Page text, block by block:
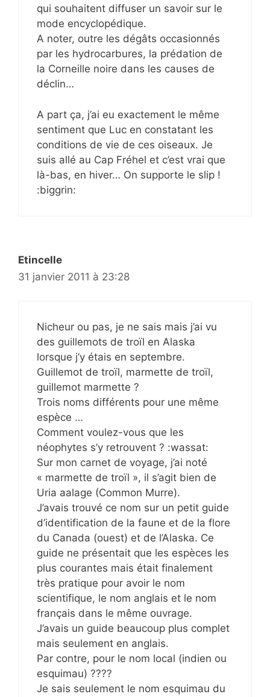
qui souhaitent diffuser un savoir sur le
mode encyclopédique.
A noter, outre les dégâts occasionnés
par les hydrocarbures, la prédation de
la Corneille noire dans les causes de
déclin…
A part ça, j’ai eu exactement le même
sentiment que Luc en constatant les
conditions de vie de ces oiseaux. Je
suis allé au Cap Fréhel et c’est vrai que
là-bas, en hiver… On supporte le slip !
:biggrin:
Etincelle
31 janvier 2011 à 23:28
Nicheur ou pas, je ne sais mais j’ai vu
des guillemots de troïl en Alaska
lorsque j’y étais en septembre.
Guillemot de troïl, marmette de troïl,
guillemot marmette ?
Trois noms différents pour une même
espèce …
Comment voulez-vous que les
néophytes s’y retrouvent ? :wassat:
Sur mon carnet de voyage, j’ai noté
« marmette de troïl », il s’agit bien de
Uria aalage (Common Murre).
J’avais trouvé ce nom sur un petit guide
d’identification de la faune et de la flore
du Canada (ouest) et de l’Alaska. Ce
guide ne présentait que les espèces les
plus courantes mais était finalement
très pratique pour avoir le nom
scientifique, le nom anglais et le nom
français dans le même ouvrage.
J’avais un guide beaucoup plus complet
mais seulement en anglais.
Par contre, pour le nom local (indien ou
esquimau) ????
Je sais seulement le nom esquimau du